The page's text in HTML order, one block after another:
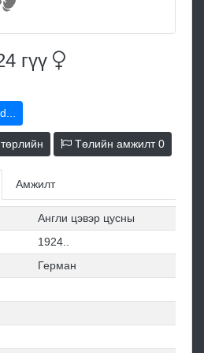
гүү
Төлийн амжилт0
Амжилт
Англи цэвэр цусны
1924..
Герман